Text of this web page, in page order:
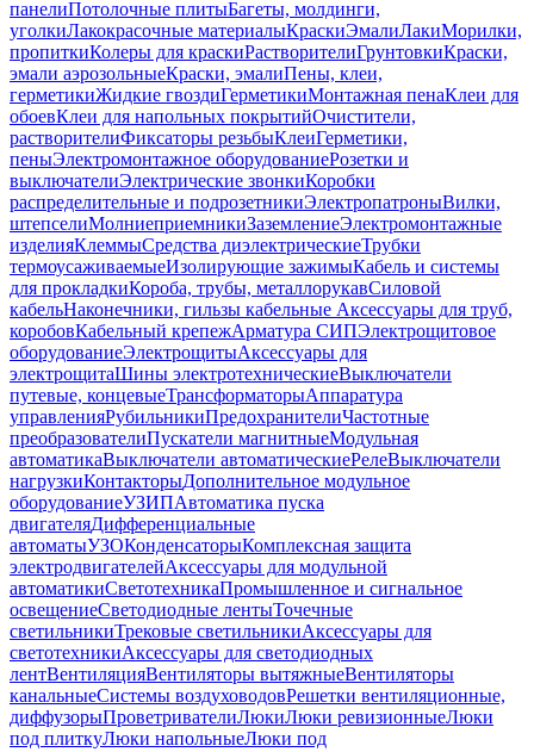
панелиПотолочные плитыБагеты, молдинги,
уголкиЛакокрасочные материалыКраскиЭмалиЛакиМорилки,
пропиткиКолеры для краскиРастворителиГрунтовкиКраски,
эмали аэрозольныеКраски, эмалиПены, клеи,
герметикиЖидкие гвоздиГерметикиМонтажная пенаКлеи для
обоевКлеи для напольных покрытийОчистители,
растворителиФиксаторы резьбыКлеиГерметики,
пеныЭлектромонтажное оборудованиеРозетки и
выключателиЭлектрические звонкиКоробки
распределительные и подрозетникиЭлектропатроныВилки,
штепселиМолниеприемникиЗаземлениеЭлектромонтажные
изделияКлеммыСредства диэлектрическиеТрубки
термоусаживаемыеИзолирующие зажимыКабель и системы
для прокладкиКороба, трубы, металлорукавСиловой
кабельНаконечники, гильзы кабельные Аксессуары для труб,
коробовКабельный крепежАрматура СИПЭлектрощитовое
оборудованиеЭлектрощитыАксессуары для
электрощитаШины электротехническиеВыключатели
путевые, концевыеТрансформаторыАппаратура
управленияРубильникиПредохранителиЧастотные
преобразователиПускатели магнитныеМодульная
автоматикаВыключатели автоматическиеРелеВыключатели
нагрузкиКонтакторыДополнительное модульное
оборудованиеУЗИПАвтоматика пуска
двигателяДифференциальные
автоматыУЗОКонденсаторыКомплексная защита
электродвигателейАксессуары для модульной
автоматикиСветотехникаПромышленное и сигнальное
освещениеСветодиодные лентыТочечные
светильникиТрековые светильникиАксессуары для
светотехникиАксессуары для светодиодных
лентВентиляцияВентиляторы вытяжныеВентиляторы
канальныеСистемы воздуховодовРешетки вентиляционные,
диффузорыПроветривателиЛюкиЛюки ревизионныеЛюки
под плиткуЛюки напольныеЛюки под